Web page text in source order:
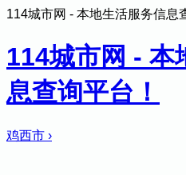
114城市网 - 本地生活服务信息
114城市网 - 本
息查询平台！
鸡西市 ›